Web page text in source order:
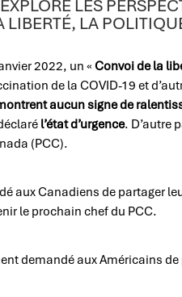
LES
LA
2022, un «Convoi de la
de la COVID-19 et
aucun signe de
l’état d’urgence. D’autre
(PCC).
aux Canadiens de partager
le prochain chef du PCC.
demandé aux Américains